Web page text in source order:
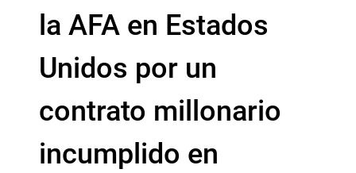
la AFA en Estados
Unidos por un
contrato millonario
incumplido en